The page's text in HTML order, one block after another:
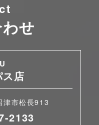
せ
店
市松長913
2133